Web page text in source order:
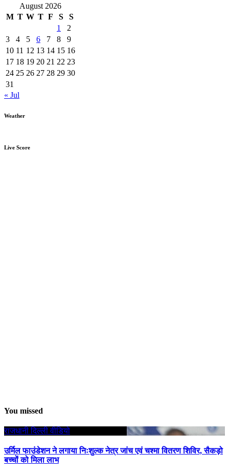
August 2026
M T W T F S
S
1
2
3
4 5 6 7 8
9
10 11 12 13 14 15 16
17 18 19 20 21 22 23
24 25 26 27 28 29 30
31
« Jul
Weather
Live Score
You missed
राजधानी दिल्लीवीडियो
उर्मिल फाउंडेशन ने लगाया निःशुल्क नेत्र जांच एवं चश्मा वितरण शिविर, सैकड़ो
बच्चों को मिला लाभ